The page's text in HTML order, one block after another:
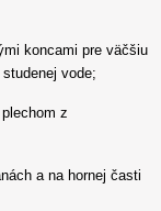
koncami pre väčšiu
vode;
z
a na hornej časti